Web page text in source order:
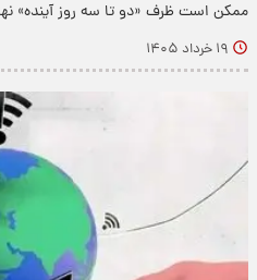
ممکن است ظرف «دو تا سه روز آینده»
۱۹ خرداد ۱۴۰۵